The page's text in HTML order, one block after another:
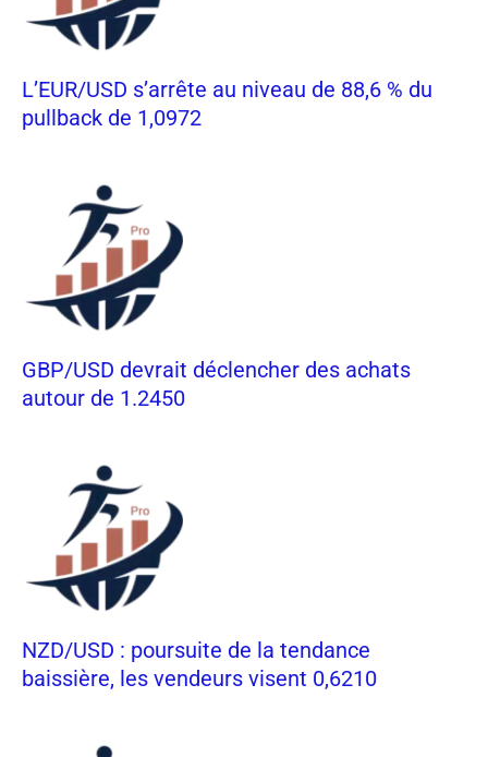
L’EUR/USD s’arrête au niveau de 88,6 % du
pullback de 1,0972
GBP/USD devrait déclencher des achats
autour de 1.2450
NZD/USD : poursuite de la tendance
baissière, les vendeurs visent 0,6210